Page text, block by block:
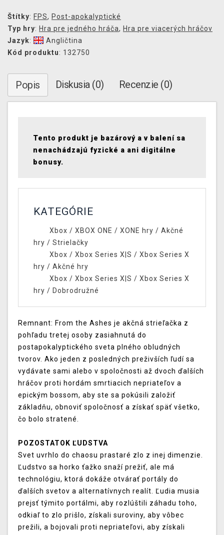
Štítky: FPS, Post-apokalyptické
Typ hry: Hra pre jedného hráča, Hra pre viacerých hráčov
Jazyk:
Angličtina
Kód produktu: 132750
Popis Diskusia (0) Recenzie (0)
Tento produkt je bazárový a v balení sa
nenachádzajú fyzické a ani digitálne
bonusy.
KATEGÓRIE
Xbox / XBOX ONE / XONE hry / Akčné
hry / Strielačky
Xbox / Xbox Series X|S / Xbox Series X
hry / Akčné hry
Xbox / Xbox Series X|S / Xbox Series X
hry / Dobrodružné
Remnant: From the Ashes je akčná strieľačka z
pohľadu tretej osoby zasiahnutá do
postapokalyptického sveta plného obludných
tvorov. Ako jeden z posledných preživších ľudí sa
vydávate sami alebo v spoločnosti až dvoch ďalších
hráčov proti hordám smrtiacich nepriateľov a
epickým bossom, aby ste sa pokúsili založiť
základňu, obnoviť spoločnosť a získať späť všetko,
čo bolo stratené.
POZOSTATOK ĽUDSTVA
Svet uvrhlo do chaosu prastaré zlo z inej dimenzie.
Ľudstvo sa horko ťažko snaží prežiť, ale má
technológiu, ktorá dokáže otvárať portály do
ďalších svetov a alternatívnych realít. Ľudia musia
prejsť týmito portálmi, aby rozlúštili záhadu toho,
odkiaľ to zlo prišlo, získali suroviny, aby vôbec
prežili, a bojovali proti nepriateľovi, aby získali